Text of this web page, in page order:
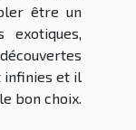
être un
exotiques,
infinies et il
bon choix.